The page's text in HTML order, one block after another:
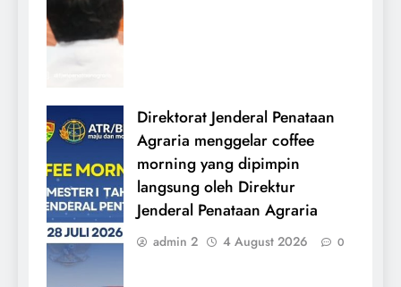
Direktorat Jenderal Penataan
Agraria menggelar coffee
morning yang dipimpin
langsung oleh Direktur
Jenderal Penataan Agraria
admin 2 4 August 2026 0